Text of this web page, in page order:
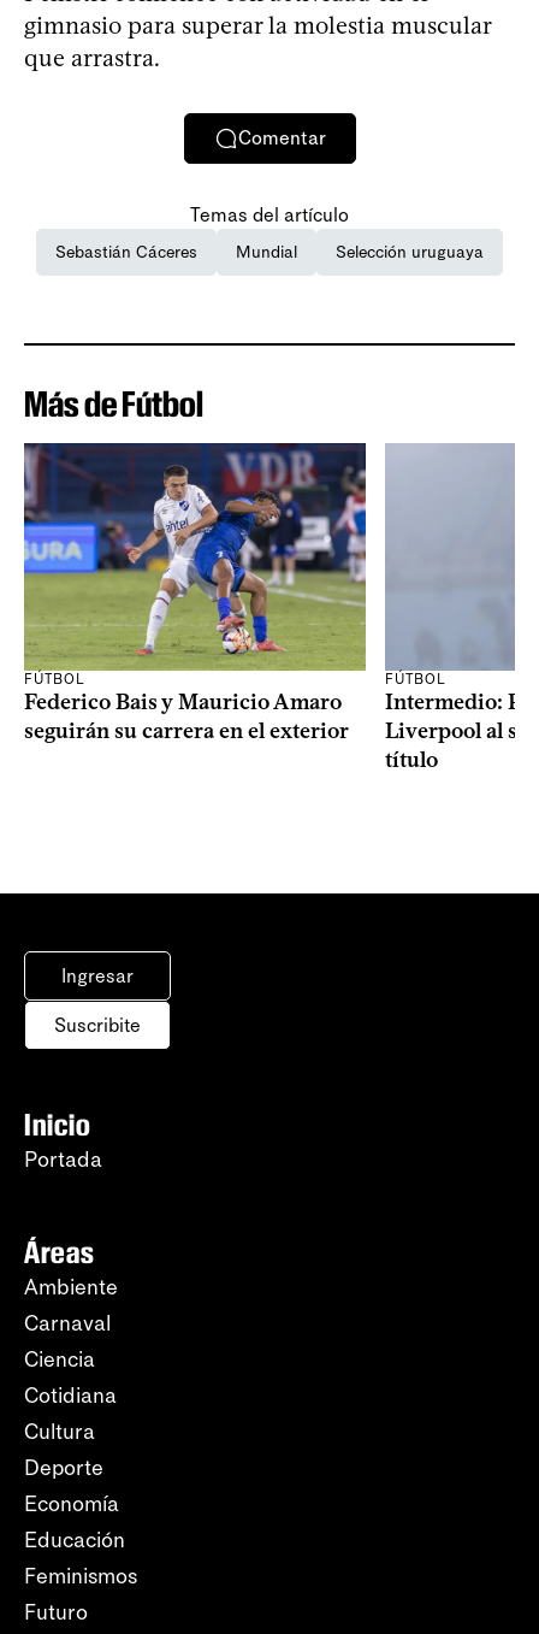
gimnasio para superar la molestia muscular
que arrastra.
Comentar
Temas del artículo
Sebastián Cáceres Mundial Selección uruguaya
Más de Fútbol
FÚTBOL
Federico Bais y Mauricio Amaro
seguirán su carrera en el exterior
FÚTBOL
Intermedio:
Liverpool al
título
Ingresar
Suscribite
Inicio
Portada
Áreas
Ambiente
Carnaval
Ciencia
Cotidiana
Cultura
Deporte
Economía
Educación
Feminismos
Futuro